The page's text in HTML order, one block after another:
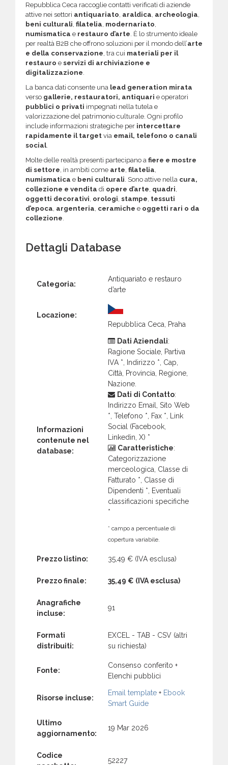
Repubblica Ceca raccoglie contatti verificati di aziende
attive nei settori antiquariato, araldica, archeologia,
beni culturali, filatelia, modernariato,
numismatica e restauro d’arte. È lo strumento ideale
per realtà B2B che offrono soluzioni per il mondo dell’arte
e della conservazione, tra cui materiali per il
restauro e servizi di archiviazione e
digitalizzazione.
La banca dati consente una lead generation mirata
verso gallerie, restauratori, antiquari e operatori
pubblici o privati impegnati nella tutela e
valorizzazione del patrimonio culturale. Ogni profilo
include informazioni strategiche per intercettare
rapidamente il target via email, telefono o canali
social.
Molte delle realtà presenti partecipano a fiere e mostre
di settore, in ambiti come arte, filatelia,
numismatica e beni culturali. Sono attive nella cura,
collezione e vendita di opere d’arte, quadri,
oggetti decorativi, orologi, stampe, tessuti
d’epoca, argenteria, ceramiche e oggetti rari o da
collezione.
Dettagli Database
Categoria:
Antiquariato e restauro
d’arte
Locazione:
Repubblica Ceca, Praha
Informazioni
contenute nel
database:
Dati Aziendali:
Ragione Sociale, Partiva
IVA *, Indirizzo *, Cap,
Città, Provincia, Regione,
Nazione.
Dati di Contatto:
Indirizzo Email, Sito Web
*, Telefono *, Fax *, Link
Social (Facebook,
Linkedin, X) *
Caratteristiche:
Categorizzazione
merceologica, Classe di
Fatturato *, Classe di
Dipendenti *, Eventuali
classificazioni specifiche
*
* campo a percentuale di
copertura variabile.
Prezzo listino: 35,49 € (IVA esclusa)
Prezzo finale: 35,49 € (IVA esclusa)
Anagrafiche
incluse:
91
Formati
distribuiti:
EXCEL - TAB - CSV (altri
su richiesta)
Fonte:
Consenso conferito +
Elenchi pubblici
Risorse incluse:
Email template + Ebook
Smart Guide
Ultimo
aggiornamento:
19 Mar 2026
Codice
52227